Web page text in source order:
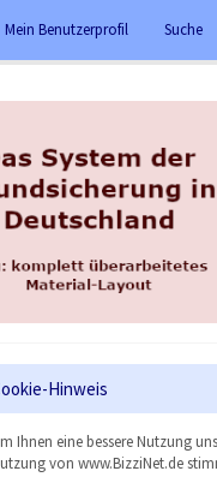
Mein Benutzerprofil Suche
Hinweis
Ihnen eine bessere Nutzung
von www.BizziNet.de